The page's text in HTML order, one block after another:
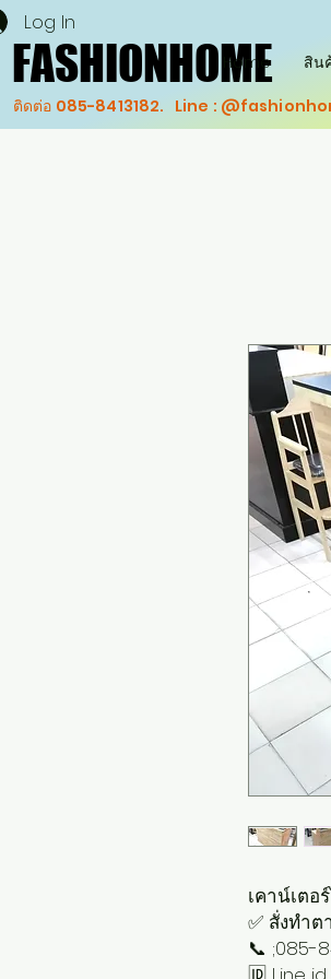
FASHIONHOME
FASHIONHOME
ติดต่อ 085-8413182. Line :
Log In
Home สิน
เคาน์เตอ
✅ สั่งทำ
📞 ;085-